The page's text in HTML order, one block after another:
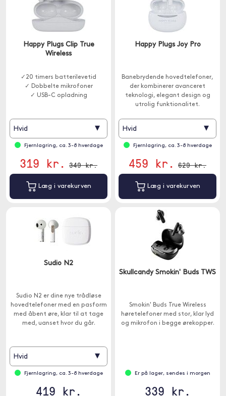
Happy Plugs Clip True
Wireless
✓20 timers batterilevetid
✓ Dobbelte mikrofoner
✓ USB-C opladning
Hvid ▾
Fjernlagring, ca. 3-8 hverdage
319 kr. 349 kr.
Læg i varekurven
Happy Plugs Joy Pro
Banebrydende hovedtelefoner,
der kombinerer avanceret
teknologi, elegant design og
utrolig funktionalitet.
Hvid ▾
Fjernlagring, ca. 3-8 hverdage
459 kr. 629 kr.
Læg i varekurven
Sudio N2
Sudio N2 er dine nye trådløse
hovedtelefoner med en pasform
med åbent øre, klar til at tage
med, uanset hvor du går.
Hvid ▾
Fjernlagring, ca. 3-8 hverdage
419 kr.
Skullcandy Smokin' Buds TWS
Smokin' Buds True Wireless
høretelefoner med stor, klar lyd
og mikrofon i begge ørekopper.
Er på lager, sendes i morgen
339 kr.